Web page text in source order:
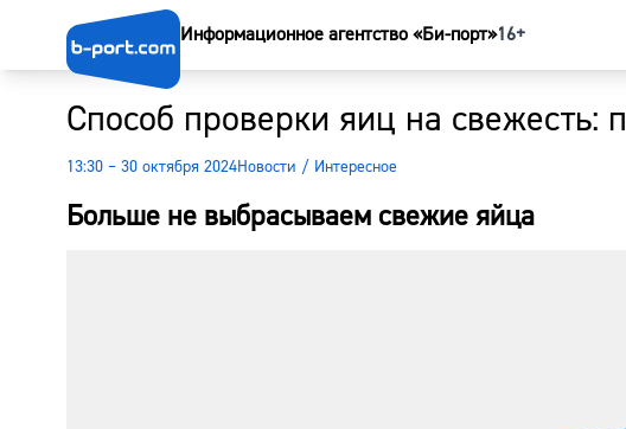
Информационное агентство «Би-порт»16+
Способ проверки яиц на свежесть:
13:30 – 30 октября 2024Новости / Интересное
Больше не выбрасываем свежие яйца